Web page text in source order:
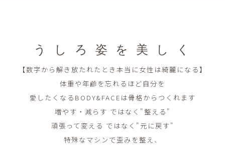
う し ろ 姿 を 美 し く
【数字から解き放たれたとき本当に女性は綺麗になる】
体重や年齢を忘れるほど自分を
愛したくなるBODY&FACEは骨格からつくれます
増やす・減らす ではなく"整える"
頑張って変える ではなく"元に戻す"
特殊なマシンで歪みを整え、